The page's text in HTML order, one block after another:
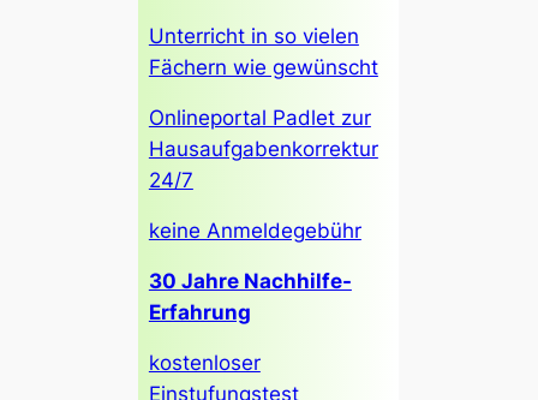
Unterricht in so vielen
Fächern wie gewünscht
Onlineportal Padlet zur
Hausaufgabenkorrektur
24/7
keine Anmeldegebühr
30 Jahre Nachhilfe-
Erfahrung
kostenloser
Einstufungstest